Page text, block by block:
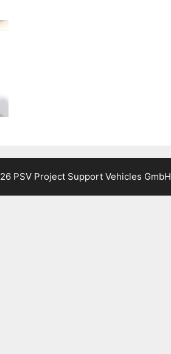
PSV Project Support Vehicles GmbH